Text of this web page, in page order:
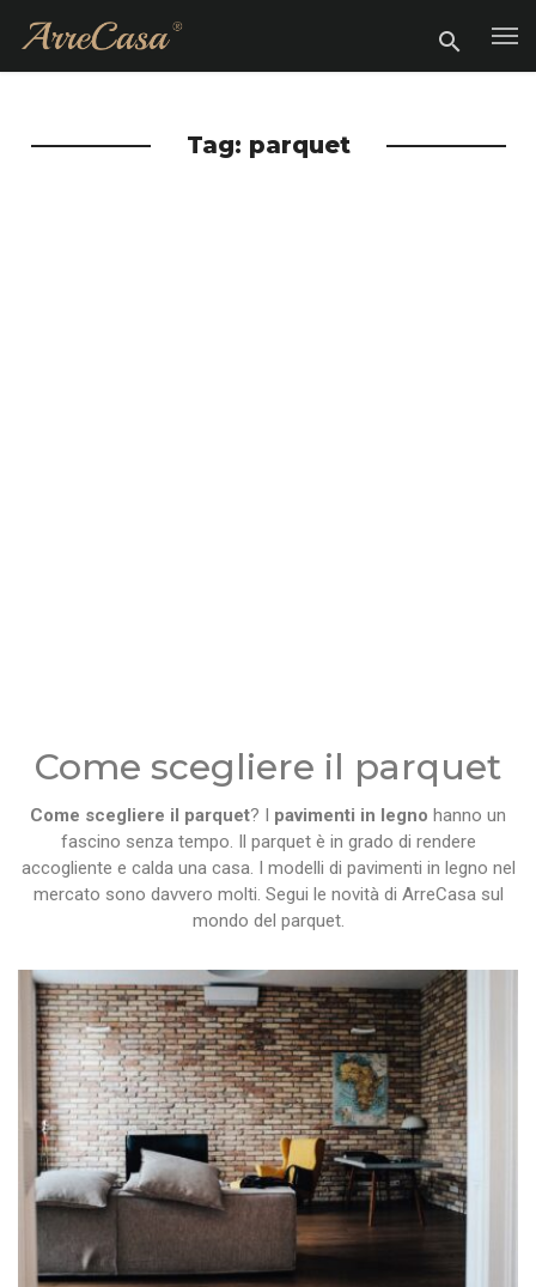
Tag: parquet
Come scegliere il parquet
Come scegliere il parquet? I pavimenti in legno hanno un
fascino senza tempo. Il parquet è in grado di rendere
accogliente e calda una casa. I modelli di pavimenti in legno nel
mercato sono davvero molti. Segui le novità di ArreCasa sul
mondo del parquet.